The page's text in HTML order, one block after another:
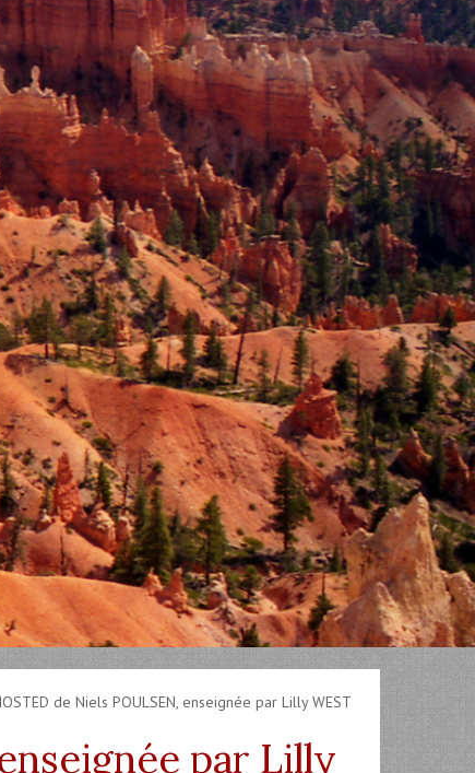
de Niels POULSEN, enseignée par Lilly WEST
par Lilly